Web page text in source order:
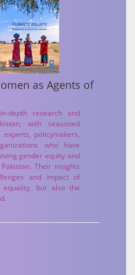
as Agents of
depth research and
with seasoned
policymakers,
who have
gender equity and
Their insights
and impact of
but also the